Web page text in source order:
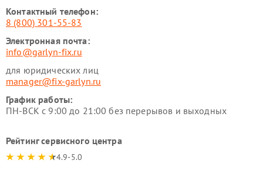
Контактный телефон:
8 (800) 301-55-83
Электронная почта:
info@garlyn-fix.ru
для юридических лиц
manager@fix-garlyn.ru
График работы:
ПН-ВСК с 9:00 до 21:00 без перерывов и выходных
Рейтинг сервисного центра
4.9-5.0